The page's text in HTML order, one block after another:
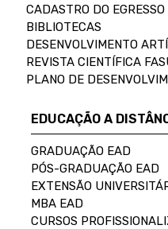
CADASTRO DO EGRESSO
BIBLIOTECAS
DESENVOLVIMENTO
REVISTA CIENTÍFICA
PLANO DE
EDUCAÇÃO A
GRADUAÇÃO EAD
PÓS-GRADUAÇÃO EAD
EXTENSÃO
MBA EAD
CURSOS